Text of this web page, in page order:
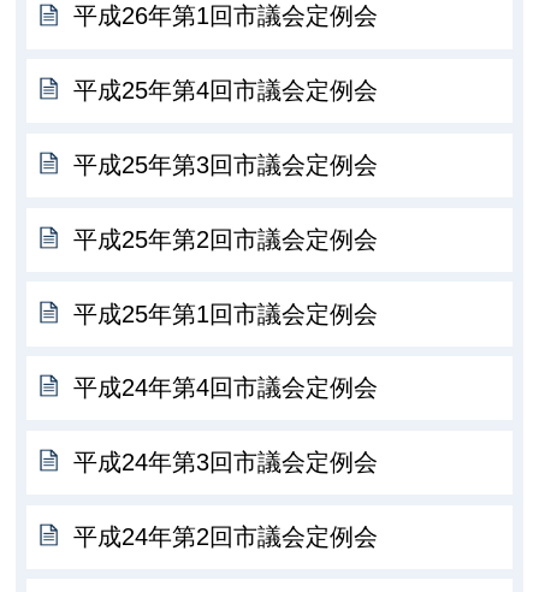
平成26年第1回市議会定例会
平成25年第4回市議会定例会
平成25年第3回市議会定例会
平成25年第2回市議会定例会
平成25年第1回市議会定例会
平成24年第4回市議会定例会
平成24年第3回市議会定例会
平成24年第2回市議会定例会